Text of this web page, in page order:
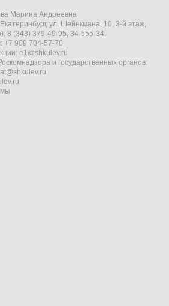
Марина Андреевна
ул. Шейнкмана, 10, 3-й этаж,
8 (343) 379-49-95, 34-555-34,
+7 909 704-57-70
e1@shkulev.ru
и государственных органов: